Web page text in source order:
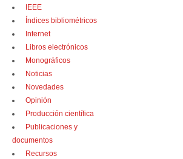
IEEE
Índices bibliométricos
Internet
Libros electrónicos
Monográficos
Noticias
Novedades
Opinión
Producción científica
Publicaciones y
documentos
Recursos